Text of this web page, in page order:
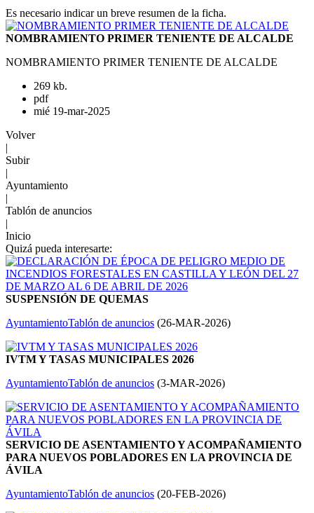
Es necesario indicar un breve resumen de la ficha.
NOMBRAMIENTO PRIMER TENIENTE DE ALCALDE
NOMBRAMIENTO PRIMER TENIENTE DE ALCALDE
269 kb.
pdf
mié 19-mar-2025
Volver
|
Subir
|
Ayuntamiento
|
Tablón de anuncios
|
Inicio
Quizá pueda interesarte:
SUSPENSIÓN DE QUEMAS
AyuntamientoTablón de anuncios (26-MAR-2026)
IVTM Y TASAS MUNICIPALES 2026
AyuntamientoTablón de anuncios (3-MAR-2026)
SERVICIO DE ASENTAMIENTO Y ACOMPAÑAMIENTO
PARA NUEVOS POBLADORES EN LA PROVINCIA DE
ÁVILA
AyuntamientoTablón de anuncios (20-FEB-2026)